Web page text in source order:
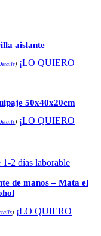
aislante
) ¡LO QUIERO
50x40x20cm
) ¡LO QUIERO
2 días laborable
de manos – Mata el
) ¡LO QUIERO